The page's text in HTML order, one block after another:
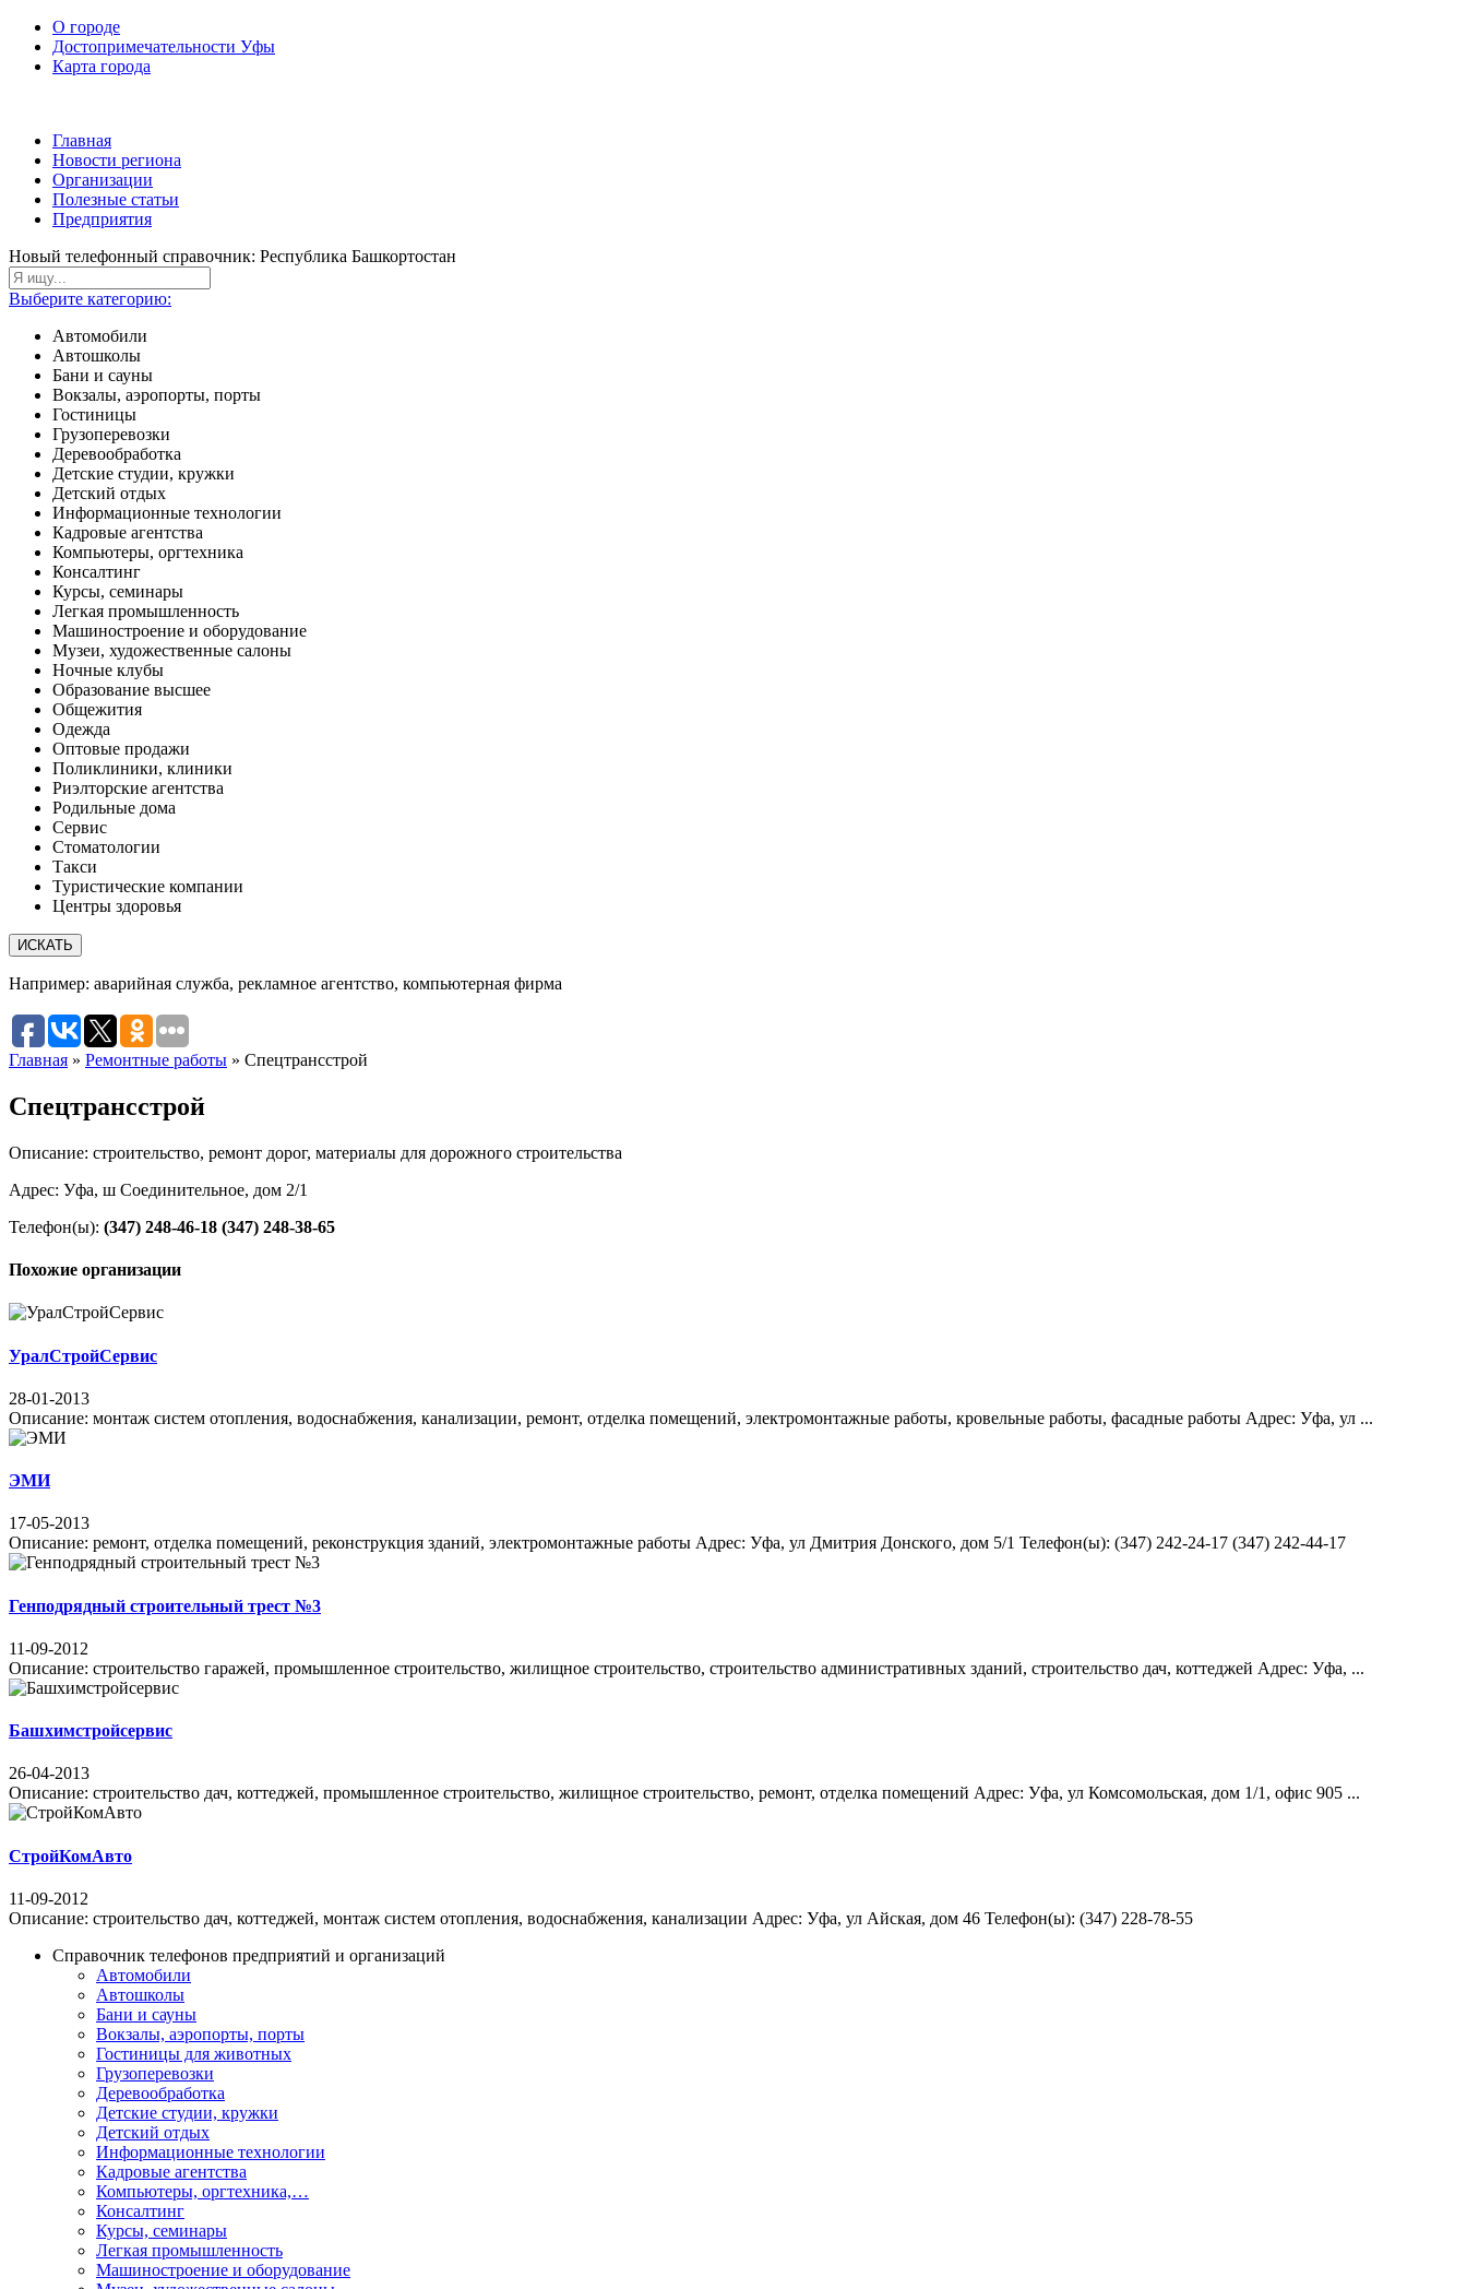
О городе
Достопримечательности Уфы
Карта города
Главная
Новости региона
Организации
Полезные статьи
Предприятия
Новый телефонный справочник: Республика Башкортостан
Выберите категорию:
Автомобили
Автошколы
Бани и сауны
Вокзалы, аэропорты, порты
Гостиницы
Грузоперевозки
Деревообработка
Детские студии, кружки
Детский отдых
Информационные технологии
Кадровые агентства
Компьютеры, оргтехника
Консалтинг
Курсы, семинары
Легкая промышленность
Машиностроение и оборудование
Музеи, художественные салоны
Ночные клубы
Образование высшее
Общежития
Одежда
Оптовые продажи
Поликлиники, клиники
Риэлторские агентства
Родильные дома
Сервис
Стоматологии
Такси
Туристические компании
Центры здоровья
Например: аварийная служба, рекламное агентство, компьютерная фирма
Главная » Ремонтные работы » Спецтрансстрой
Спецтрансстрой
Описание: строительство, ремонт дорог, материалы для дорожного строительства
Адрес: Уфа, ш Соединительное, дом 2/1
Телефон(ы): (347) 248-46-18 (347) 248-38-65
Похожие организации
УралСтройСервис
28-01-2013
Описание: монтаж систем отопления, водоснабжения, канализации, ремонт, отделка помещений, электромонтажные работы, кровельные работы, фасадные работы Адрес: Уфа, ул ...
ЭМИ
17-05-2013
Описание: ремонт, отделка помещений, реконструкция зданий, электромонтажные работы Адрес: Уфа, ул Дмитрия Донского, дом 5/1 Телефон(ы): (347) 242-24-17 (347) 242-44-17
Генподрядный строительный трест №3
11-09-2012
Описание: строительство гаражей, промышленное строительство, жилищное строительство, строительство административных зданий, строительство дач, коттеджей Адрес: Уфа, ...
Башхимстройсервис
26-04-2013
Описание: строительство дач, коттеджей, промышленное строительство, жилищное строительство, ремонт, отделка помещений Адрес: Уфа, ул Комсомольская, дом 1/1, офис 905 ...
СтройКомАвто
11-09-2012
Описание: строительство дач, коттеджей, монтаж систем отопления, водоснабжения, канализации Адрес: Уфа, ул Айская, дом 46 Телефон(ы): (347) 228-78-55
Справочник телефонов предприятий и организаций
Автомобили
Автошколы
Бани и сауны
Вокзалы, аэропорты, порты
Гостиницы для животных
Грузоперевозки
Деревообработка
Детские студии, кружки
Детский отдых
Информационные технологии
Кадровые агентства
Компьютеры, оргтехника,…
Консалтинг
Курсы, семинары
Легкая промышленность
Машиностроение и оборудование